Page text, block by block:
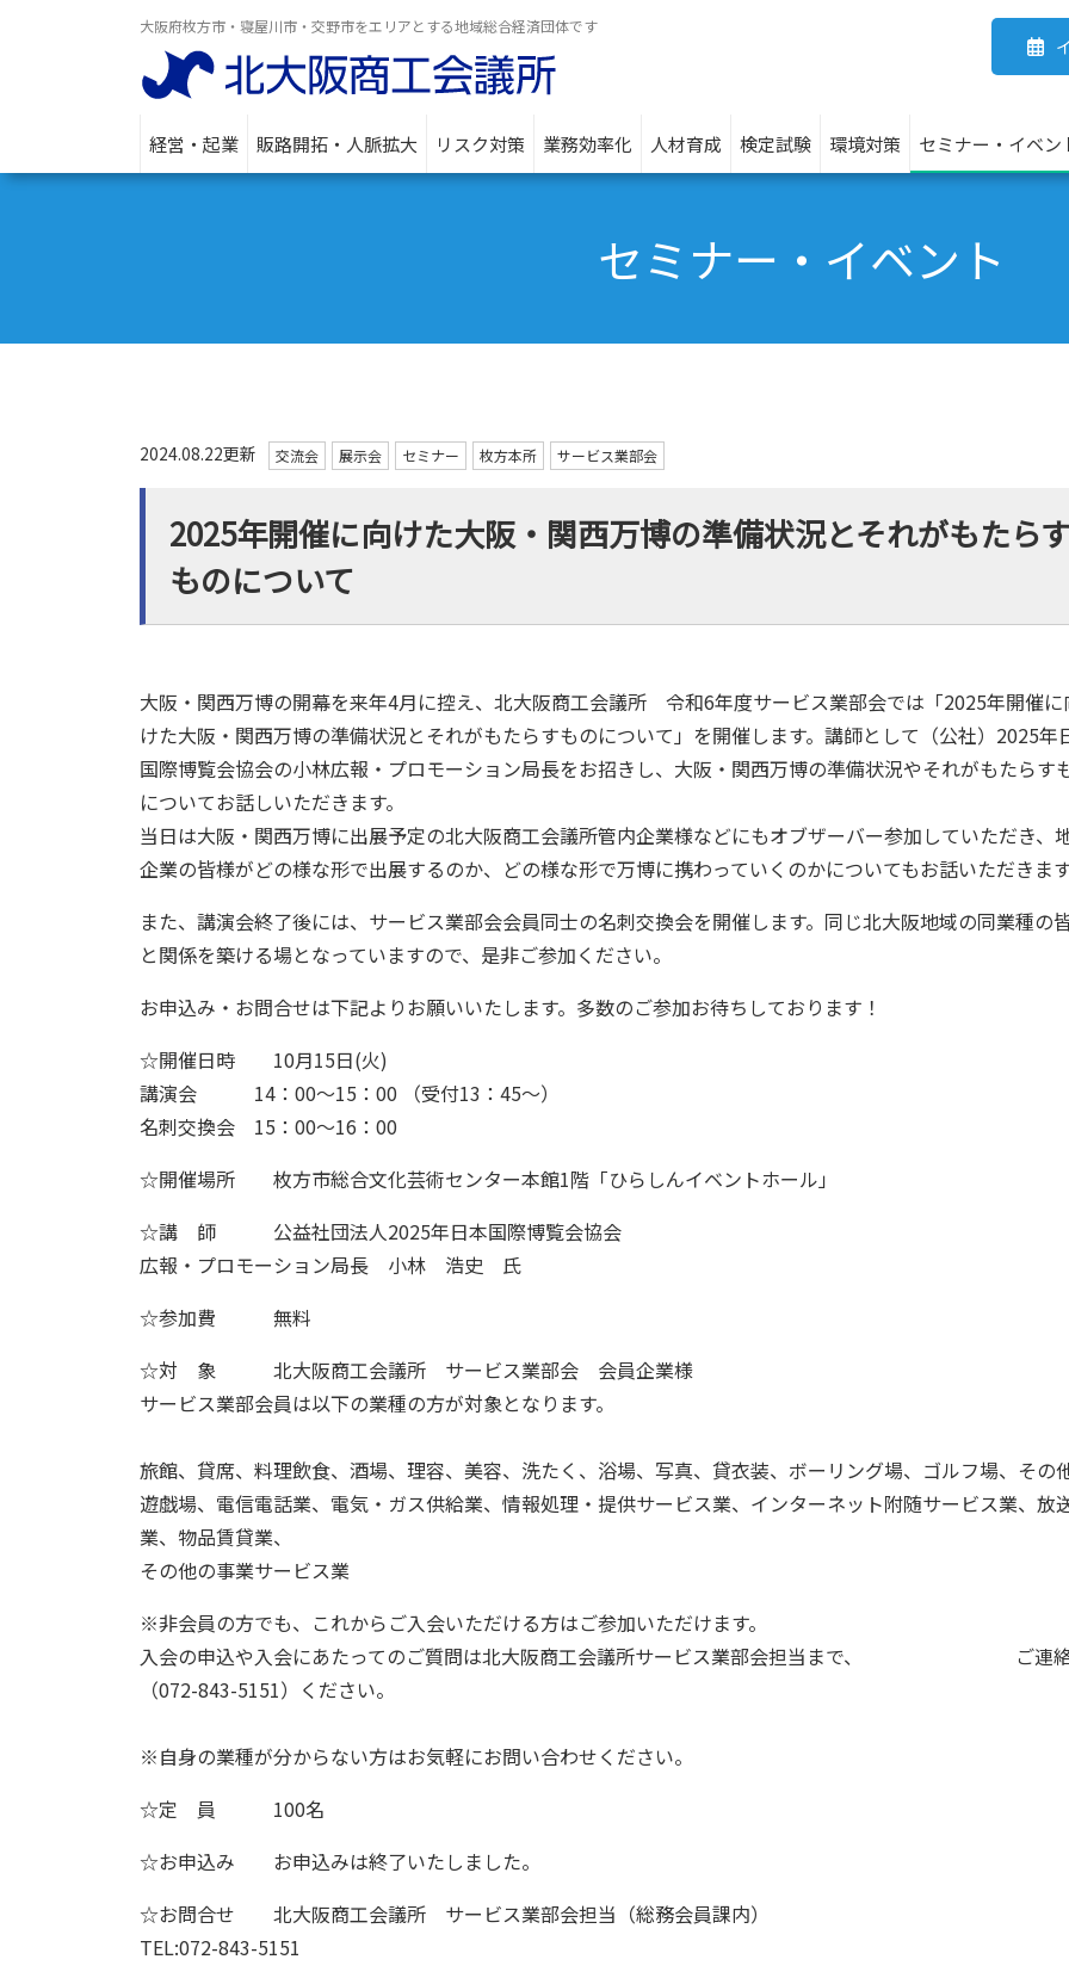
大阪府枚方市・寝屋川市・交野市をエリアとする地域総合経済団体です
経営・起業 販路開拓・人脈拡大 リスク対策 業務効率化 人材育成 検定試験 環境対策 セミナー・イベン
セミナー・イベント
2024.08.22更新 交流会 展示会 セミナー 枚方本所 サービス業部会
2025年開催に向けた大阪・関西万博の準備状況とそれがもたら
ものについて
大阪・関西万博の開幕を来年4月に控え、北大阪商工会議所 令和6年度サービス業部会では「2025年開催に
けた大阪・関西万博の準備状況とそれがもたらすものについて」を開催します。講師として（公社）2025年
国際博覧会協会の小林広報・プロモーション局長をお招きし、大阪・関西万博の準備状況やそれがもたらす
についてお話しいただきます。
当日は大阪・関西万博に出展予定の北大阪商工会議所管内企業様などにもオブザーバー参加していただき、
企業の皆様がどの様な形で出展するのか、どの様な形で万博に携わっていくのかについてもお話いただきま
また、講演会終了後には、サービス業部会会員同士の名刺交換会を開催します。同じ北大阪地域の同業種の
と関係を築ける場となっていますので、是非ご参加ください。
お申込み・お問合せは下記よりお願いいたします。多数のご参加お待ちしております！
☆開催日時 10月15日(火)
講演会 14：00～15：00 （受付13：45～）
名刺交換会 15：00～16：00
☆開催場所 枚方市総合文化芸術センター本館1階「ひらしんイベントホール」
☆講 師 公益社団法人2025年日本国際博覧会協会
広報・プロモーション局長 小林 浩史 氏
☆参加費 無料
☆対 象 北大阪商工会議所 サービス業部会 会員企業様
サービス業部会員は以下の業種の方が対象となります。
旅館、貸席、料理飲食、酒場、理容、美容、洗たく、浴場、写真、貸衣装、ボーリング場、ゴルフ場、その
遊戯場、電信電話業、電気・ガス供給業、情報処理・提供サービス業、インターネット附随サービス業、放
業、物品賃貸業、
その他の事業サービス業
※非会員の方でも、これからご入会いただける方はご参加いただけます。
入会の申込や入会にあたってのご質問は北大阪商工会議所サービス業部会担当まで、 ご連
（072-843-5151）ください。
※自身の業種が分からない方はお気軽にお問い合わせください。
☆定 員 100名
☆お申込み お申込みは終了いたしました。
☆お問合せ 北大阪商工会議所 サービス業部会担当（総務会員課内）
TEL:072-843-5151